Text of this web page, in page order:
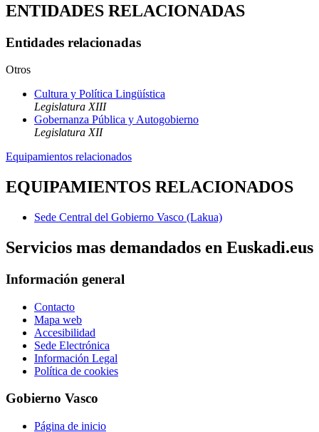
ENTIDADES RELACIONADAS
Entidades relacionadas
Otros
Cultura y Política Lingüística
Legislatura XIII
Gobernanza Pública y Autogobierno
Legislatura XII
Equipamientos relacionados
EQUIPAMIENTOS RELACIONADOS
Sede Central del Gobierno Vasco (Lakua)
Servicios mas demandados en Euskadi.eus
Información general
Contacto
Mapa web
Accesibilidad
Sede Electrónica
Información Legal
Política de cookies
Gobierno Vasco
Página de inicio